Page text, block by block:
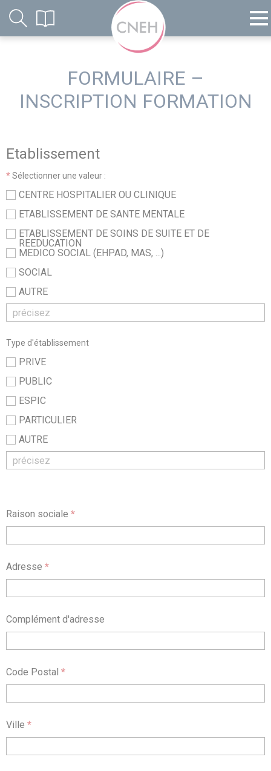
FORMULAIRE –
INSCRIPTION FORMATION
Etablissement
*Sélectionner une valeur :
CENTRE HOSPITALIER OU CLINIQUE
ETABLISSEMENT DE SANTE MENTALE
ETABLISSEMENT DE SOINS DE SUITE ET DE
REEDUCATION
MEDICO SOCIAL (EHPAD, MAS, ...)
SOCIAL
AUTRE
Type d'établissement
PRIVE
PUBLIC
ESPIC
PARTICULIER
AUTRE
Raison sociale *
Adresse *
Complément d'adresse
Code Postal *
Ville *